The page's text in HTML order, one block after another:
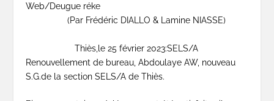
Web/Deugue réke
(Par Frédéric DIALLO & Lamine NIASSE)
Thiès,le 25 février 2023:SELS/A
Renouvellement de bureau, Abdoulaye AW, nouveau
S.G.de la section SELS/A de Thiès.